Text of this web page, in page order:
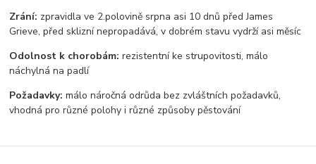
Zrání: zpravidla ve 2.polovině srpna asi 10 dnů před James
Grieve, před sklizní nepropadává, v dobrém stavu vydrží asi měsíc
Odolnost k chorobám: rezistentní ke strupovitosti, málo
náchylná na padlí
Požadavky: málo náročná odrůda bez zvláštních požadavků,
vhodná pro různé polohy i různé způsoby pěstování